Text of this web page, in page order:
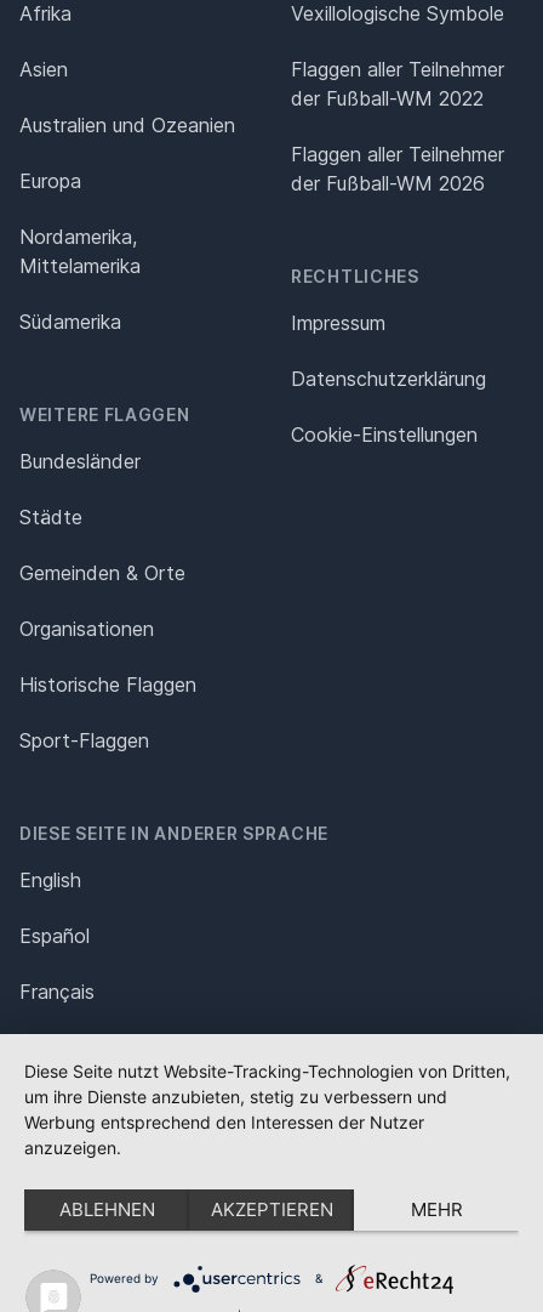
Afrika
Asien
Australien und Ozeanien
Europa
Nordamerika,
Mittelamerika
Südamerika
WEITERE FLAGGEN
Bundesländer
Städte
Gemeinden & Orte
Organisationen
Historische Flaggen
Sport-Flaggen
Vexillologische Symbole
Flaggen aller Teilnehmer
der Fußball-WM 2022
Flaggen aller Teilnehmer
der Fußball-WM 2026
RECHTLICHES
Impressum
Datenschutz­erklärung
Cookie-Einstellungen
DIESE SEITE IN ANDERER SPRACHE
English
Español
Français
Polska
Português
Nederlands
Svenska
Diese Seite nutzt Website-Tracking-Technologien von Dritten,
um ihre Dienste anzubieten, stetig zu verbessern und
Werbung entsprechend den Interessen der Nutzer
anzuzeigen.
ABLEHNEN AKZEPTIEREN MEHR
Powered by &